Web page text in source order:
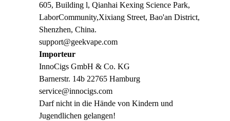
605, Building l, Qianhai Kexing Science Park,
LaborCommunity,Xixiang Street, Bao'an District,
Shenzhen, China.
support@geekvape.com
Importeur
InnoCigs GmbH & Co. KG
Barnerstr. 14b 22765 Hamburg
service@innocigs.com
Darf nicht in die Hände von Kindern und
Jugendlichen gelangen!